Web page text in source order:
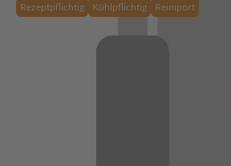
Rezeptpflichtig Kühlpflichtig Reimport